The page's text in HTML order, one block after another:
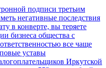
подписи третьим
негативные последствия
в конверте, вы теряете
бизнеса общества с
все чаще
уставы
Иркутской